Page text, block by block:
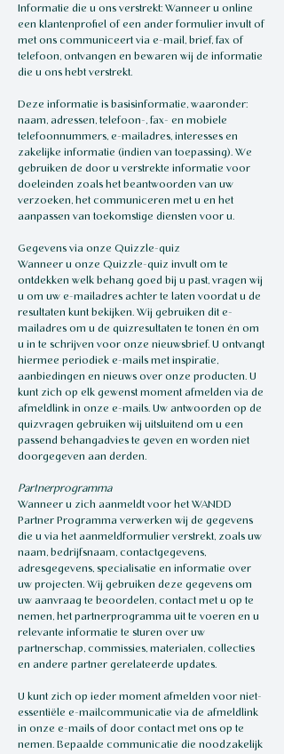
Informatie die u ons verstrekt: Wanneer u online
een klantenprofiel of een ander formulier invult of
met ons communiceert via e-mail, brief, fax of
telefoon, ontvangen en bewaren wij de informatie
die u ons hebt verstrekt.
Deze informatie is basisinformatie, waaronder:
naam, adressen, telefoon-, fax- en mobiele
telefoonnummers, e-mailadres, interesses en
zakelijke informatie (indien van toepassing). We
gebruiken de door u verstrekte informatie voor
doeleinden zoals het beantwoorden van uw
verzoeken, het communiceren met u en het
aanpassen van toekomstige diensten voor u.
Gegevens via onze Quizzle-quiz
Wanneer u onze Quizzle-quiz invult om te
ontdekken welk behang goed bij u past, vragen wij
u om uw e-mailadres achter te laten voordat u de
resultaten kunt bekijken. Wij gebruiken dit e-
mailadres om u de quizresultaten te tonen én om
u in te schrijven voor onze nieuwsbrief. U ontvangt
hiermee periodiek e-mails met inspiratie,
aanbiedingen en nieuws over onze producten. U
kunt zich op elk gewenst moment afmelden via de
afmeldlink in onze e-mails. Uw antwoorden op de
quizvragen gebruiken wij uitsluitend om u een
passend behangadvies te geven en worden niet
doorgegeven aan derden.
Partnerprogramma
Wanneer u zich aanmeldt voor het WANDD
Partner Programma verwerken wij de gegevens
die u via het aanmeldformulier verstrekt, zoals uw
naam, bedrijfsnaam, contactgegevens,
adresgegevens, specialisatie en informatie over
uw projecten. Wij gebruiken deze gegevens om
uw aanvraag te beoordelen, contact met u op te
nemen, het partnerprogramma uit te voeren en u
relevante informatie te sturen over uw
partnerschap, commissies, materialen, collecties
en andere partner gerelateerde updates.
U kunt zich op ieder moment afmelden voor niet-
essentiële e-mailcommunicatie via de afmeldlink
in onze e-mails of door contact met ons op te
nemen. Bepaalde communicatie die noodzakelijk